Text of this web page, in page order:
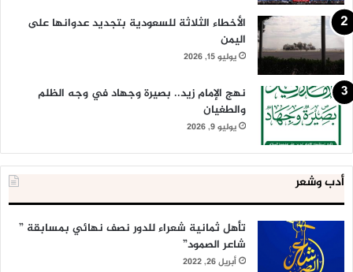
الأخطاء الثلاثة للسعودية بتجديد عدوانها على
اليمن
يوليو 15, 2026
نهج الإمام زيد.. بصيرة وجهاد في وجه الظلم
والطغيان
يوليو 9, 2026
أدب وشعر
تأهل ثمانية شعراء للدور نصف نهائي بمسابقة ”
شاعر الصمود”
أبريل 26, 2022